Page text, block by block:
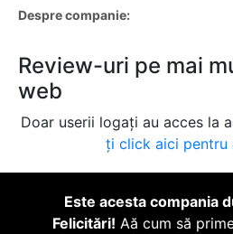
Despre companie:
Review-uri pe mai
web
Doar userii logați au acces la
ți click aici pentru
Este acesta compania
Felicitări! Aă cum să